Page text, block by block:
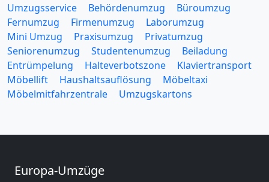
Umzugsservice Behördenumzug
Büroumzug
Fernumzug
Firmenumzug
Laborumzug
Mini Umzug
Praxisumzug
Privatumzug
Seniorenumzug
Studentenumzug
Beiladung
Entrümpelung
Halteverbotszone
Klaviertransport
Möbellift
Haushaltsauflösung
Möbeltaxi
Möbelmitfahrzentrale
Umzugskartons
Europa-Umzüge